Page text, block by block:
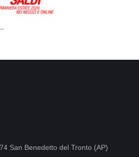
San Benedetto del Tronto (AP)